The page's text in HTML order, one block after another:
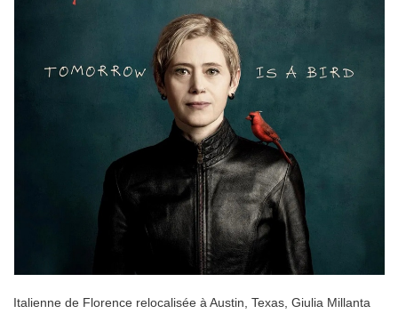
Italienne de Florence relocalisée à Austin, Texas, Giulia Millanta